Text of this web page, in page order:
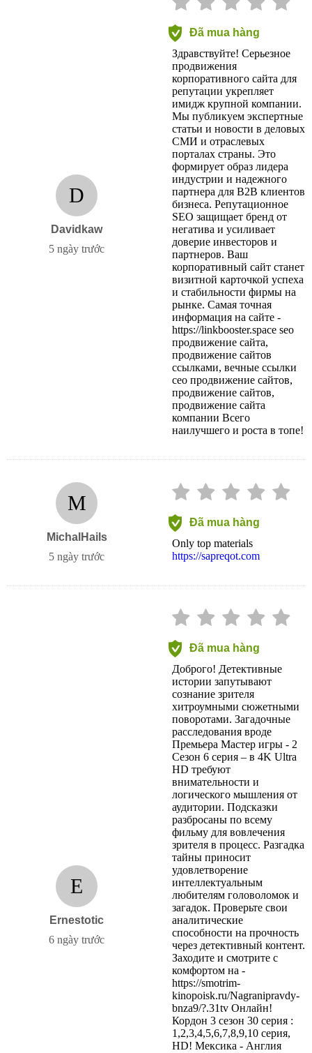
D
Davidkaw
5 ngày trước
Đã mua hàng
Здравствуйте! Серьезное
продвижения
корпоративного сайта для
репутации укрепляет
имидж крупной компании.
Мы публикуем экспертные
статьи и новости в деловых
СМИ и отраслевых
порталах страны. Это
формирует образ лидера
индустрии и надежного
партнера для B2B клиентов
бизнеса. Репутационное
SEO защищает бренд от
негатива и усиливает
доверие инвесторов и
партнеров. Ваш
корпоративный сайт станет
визитной карточкой успеха
и стабильности фирмы на
рынке. Самая точная
информация на сайте -
https://linkbooster.space seo
продвижение сайта,
продвижение сайтов
ссылками, вечные ссылки
сео продвижение сайтов,
продвижение сайтов,
продвижение сайта
компании Всего
наилучшего и роста в топе!
M
MichalHails
5 ngày trước
Đã mua hàng
Only top materials
https://sapreqot.com
E
Ernestotic
6 ngày trước
Đã mua hàng
Доброго! Детективные
истории запутывают
сознание зрителя
хитроумными сюжетными
поворотами. Загадочные
расследования вроде
Премьера Мастер игры - 2
Сезон 6 серия – в 4K Ultra
HD требуют
внимательности и
логического мышления от
аудитории. Подсказки
разбросаны по всему
фильму для вовлечения
зрителя в процесс. Разгадка
тайны приносит
удовлетворение
интеллектуальным
любителям головоломок и
загадок. Проверьте свои
аналитические
способности на прочность
через детективный контент.
Заходите и смотрите с
комфортом на -
https://smotrim-
kinopoisk.ru/Nagranipravdy-
bnza9/?.31tv Онлайн!
Кордон 3 сезон 30 серия :
1,2,3,4,5,6,7,8,9,10 серия,
HD! Мексика - Англия